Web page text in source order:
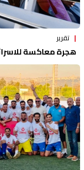
تقرير
هجرة معاكسة